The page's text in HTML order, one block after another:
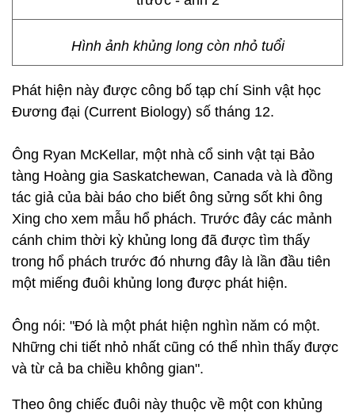
Hình ảnh khủng long còn nhỏ tuổi
Phát hiện này được công bố tạp chí Sinh vật học
Đương đại (Current Biology) số tháng 12.
Ông Ryan McKellar, một nhà cổ sinh vật tại Bảo
tàng Hoàng gia Saskatchewan, Canada và là đồng
tác giả của bài báo cho biết ông sửng sốt khi ông
Xing cho xem mẫu hổ phách. Trước đây các mảnh
cánh chim thời kỳ khủng long đã được tìm thấy
trong hổ phách trước đó nhưng đây là lần đầu tiên
một miếng đuôi khủng long được phát hiện.
Ông nói: "Đó là một phát hiện nghìn năm có một.
Những chi tiết nhỏ nhất cũng có thể nhìn thấy được
và từ cả ba chiều không gian".
Theo ông chiếc đuôi này thuộc về một con khủng